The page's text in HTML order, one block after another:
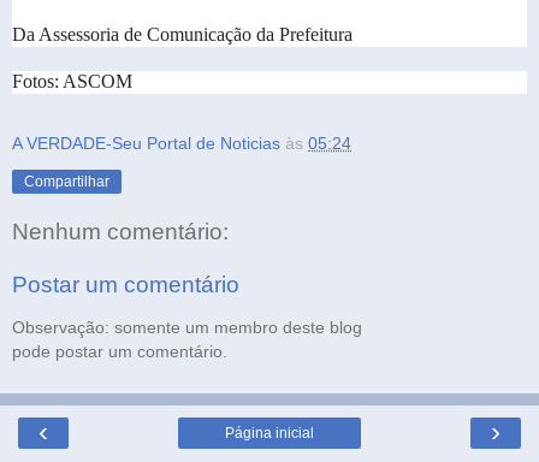
Da Assessoria de Comunicação da Prefeitura
Fotos: ASCOM
A VERDADE-Seu Portal de Noticias às 05:24
Compartilhar
Nenhum comentário:
Postar um comentário
Observação: somente um membro deste blog
pode postar um comentário.
‹ ›
Página inicial